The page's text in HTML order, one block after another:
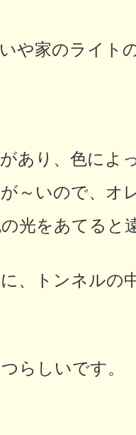
や家のライト
あり、色によ
～いので、オ
光をあてると
、トンネルの
らしいです。